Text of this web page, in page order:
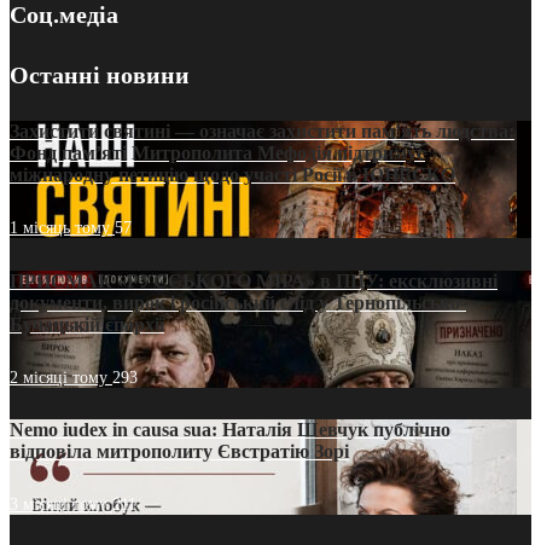
Соц.медіа
Останні новини
Захистити святині — означає захистити пам’ять людства:
Фонд пам’яті Митрополита Мефодія підтримує
міжнародну петицію щодо участі Росії в ЮНЕСКО
1 місяць тому57
ПРИСМАК «РУССЬКОГО МІРА» в ПЦУ: ексклюзивні
документи, вирок і російський слід у Тернопільсько-
Бучацькій єпархії
2 місяці тому 293
Nemo iudex in causa sua: Наталія Шевчук публічно
відповіла митрополиту Євстратію Зорі
3 місяці тому211